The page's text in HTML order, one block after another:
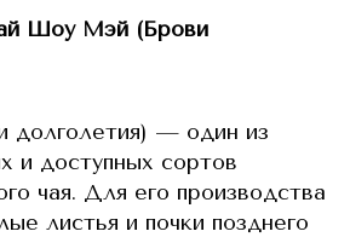
Шоу Мэй (Брови
— один из
и доступных сортов
чая. Для его производства
листья и почки позднего